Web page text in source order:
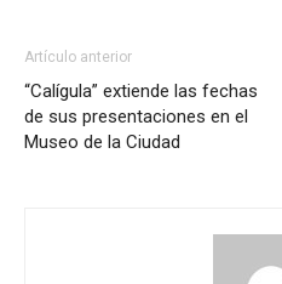
Artículo anterior
“Calígula” extiende las fechas
de sus presentaciones en el
Museo de la Ciudad